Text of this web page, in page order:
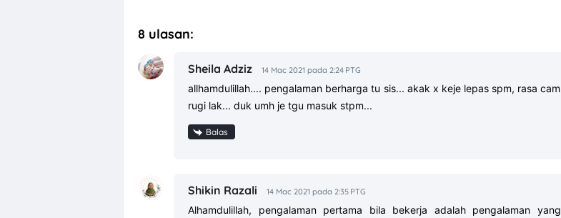
8 ulasan:
Sheila Adziz 14 Mac 2021 pada 2:24 PTG
allhamdulillah.... pengalaman berharga tu sis... akak x keje lepas spm, rasa cam
rugi lak... duk umh je tgu masuk stpm...
Balas
Shikin Razali 14 Mac 2021 pada 2:35 PTG
Alhamdulillah, pengalaman pertama bila bekerja adalah pengalaman yang